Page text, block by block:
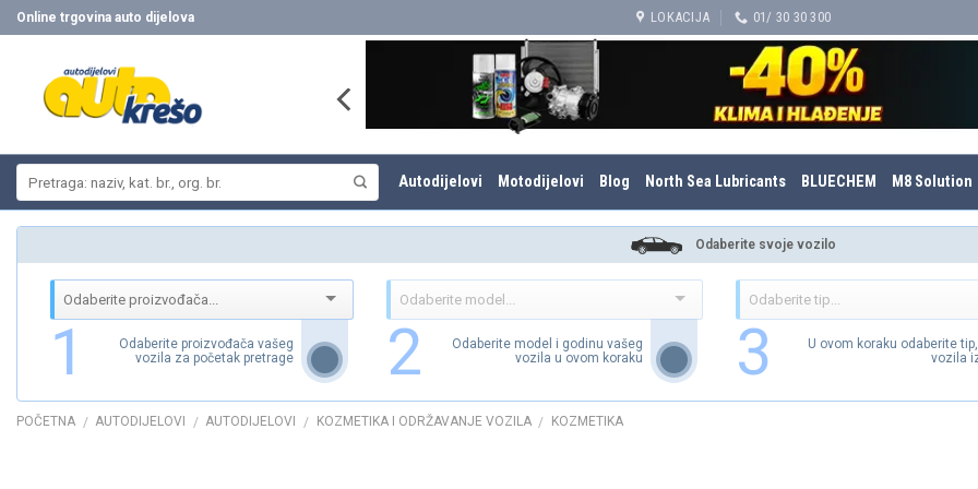
Skip
to
Online trgovina auto dijelova LOKACIJA 01/ 30 30 300
Autodijelovi Motodijelovi Blog North Sea Lubricants BLUECHEM M8 Solution
Odaberite svoje vozilo
1
Odaberite proizvođača vašeg
vozila za početak pretrage
2
Odaberite model i godinu vašeg
vozila u ovom koraku
3
U ovom koraku odaberite
vozila
POČETNA / AUTODIJELOVI / AUTODIJELOVI / KOZMETIKA I ODRŽAVANJE VOZILA / KOZMETIKA